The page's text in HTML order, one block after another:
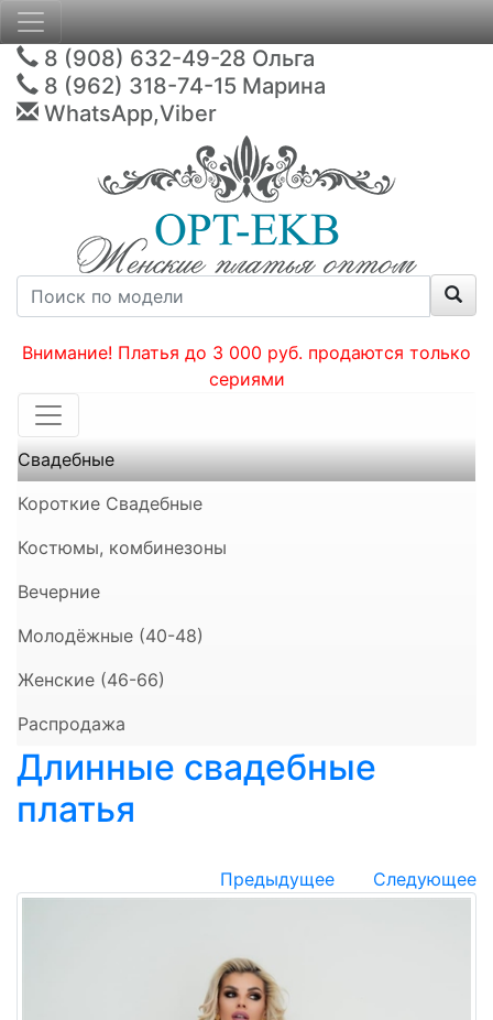
8 (908) 632-49-28 Ольга
8 (962) 318-74-15 Марина
WhatsApp,Viber
Внимание! Платья до 3 000 руб. продаются только
сериями
Свадебные
Короткие Свадебные
Костюмы, комбинезоны
Вечерние
Молодёжные (40-48)
Женские (46-66)
Распродажа
Длинные свадебные
платья
Предыдущее Следующее